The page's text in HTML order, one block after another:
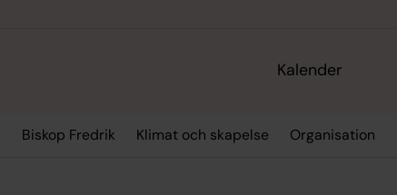
Kalender
Biskop Fredrik Klimat och skapelse Organisation